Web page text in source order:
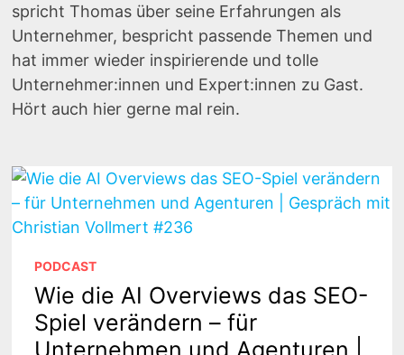
spricht Thomas über seine Erfahrungen als
Unternehmer, bespricht passende Themen und
hat immer wieder inspirierende und tolle
Unternehmer:innen und Expert:innen zu Gast.
Hört auch hier gerne mal rein.
PODCAST
Wie die AI Overviews das SEO-
Spiel verändern – für
Unternehmen und Agenturen |